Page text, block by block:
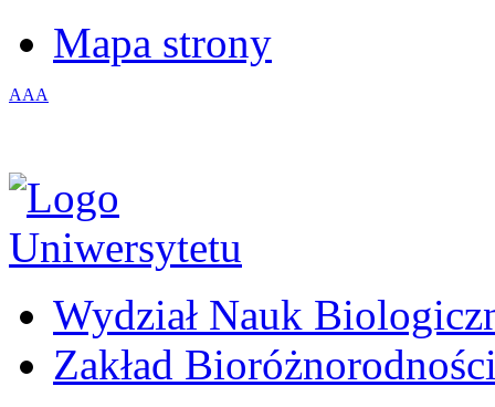
Mapa strony
AAA
Wydział Nauk
Zakład